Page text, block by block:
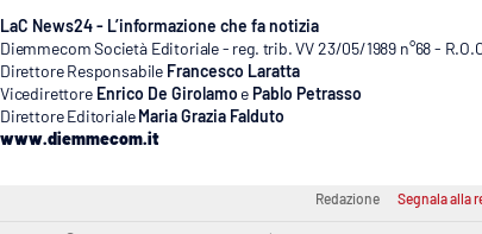
LaC News24 - L’informazione che fa notizia
Diemmecom Società Editoriale - reg. trib. VV 23/05/1989 n°68 -
Direttore Responsabile Francesco Laratta
Vicedirettore Enrico De Girolamo e Pablo Petrasso
Direttore Editoriale Maria Grazia Falduto
www.diemmecom.it
Redazione Segnala alla